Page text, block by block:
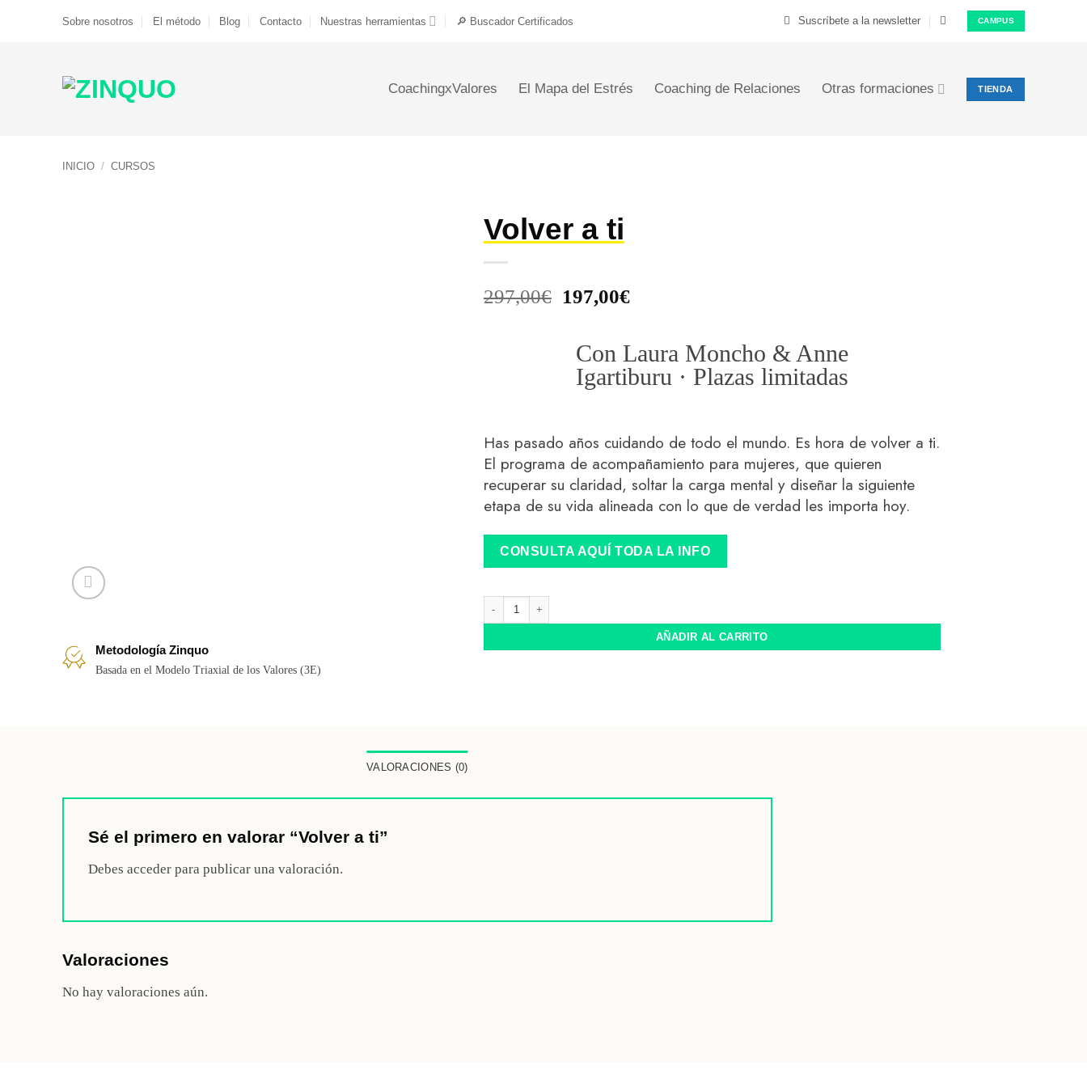
Sobre nosotros El método Blog Contacto Nuestras herramientas 🔎 Buscador Certificados Suscríbete a la newsletter CAMPUS
CoachingxValores El Mapa del Estrés Coaching de Relaciones Otras formaciones TIENDA
INICIO / CURSOS
Metodología Zinquo
Basada en el Modelo Triaxial de los Valores (3E)
Volver a ti
297,00€ El precio original era: 297,00€.
197,00€El precio actual es: 197,00€.
Con Laura Moncho & Anne
Igartiburu · Plazas limitadas
Has pasado años cuidando de todo el mundo. Es hora de volver a ti.
El programa de acompañamiento para mujeres, que quieren
recuperar su claridad, soltar la carga mental y diseñar la siguiente
etapa de su vida alineada con lo que de verdad les importa hoy.
CONSULTA AQUÍ TODA LA INFO
Volver a ti cantidad
AÑADIR AL CARRITO
VALORACIONES (0)
Valoraciones
No hay valoraciones aún.
Sé el primero en valorar “Volver a ti”
Debes acceder para publicar una valoración.